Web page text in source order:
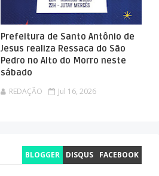
Prefeitura de Santo Antônio de
Jesus realiza Ressaca do São
Pedro no Alto do Morro neste
sábado
REDAÇÃO Jul 16, 2026
BLOGGER DISQUS FACEBOOK